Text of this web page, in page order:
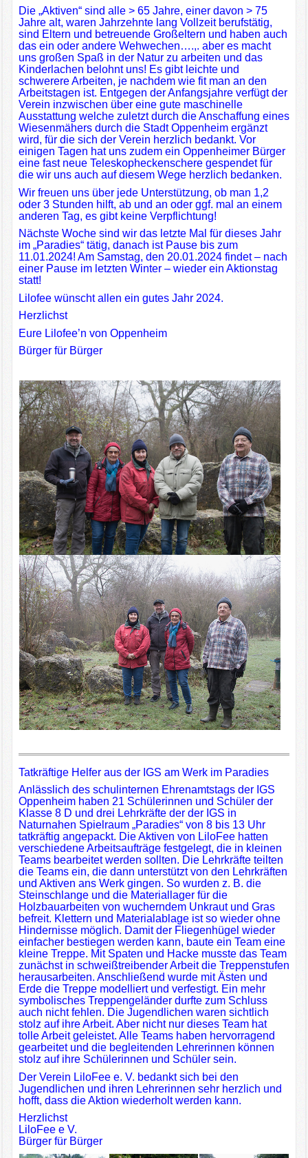
Die „Aktiven“ sind alle > 65 Jahre, einer davon > 75
Jahre alt, waren Jahrzehnte lang Vollzeit berufstätig,
sind Eltern und betreuende Großeltern und haben auch
das ein oder andere Wehwechen….,. aber es macht
uns großen Spaß in der Natur zu arbeiten und das
Kinderlachen belohnt uns! Es gibt leichte und
schwerere Arbeiten, je nachdem wie fit man an den
Arbeitstagen ist. Entgegen der Anfangsjahre verfügt der
Verein inzwischen über eine gute maschinelle
Ausstattung welche zuletzt durch die Anschaffung eines
Wiesenmähers durch die Stadt Oppenheim ergänzt
wird, für die sich der Verein herzlich bedankt. Vor
einigen Tagen hat uns zudem ein Oppenheimer Bürger
eine fast neue Teleskopheckenschere gespendet für
die wir uns auch auf diesem Wege herzlich bedanken.
Wir freuen uns über jede Unterstützung, ob man 1,2
oder 3 Stunden hilft, ab und an oder ggf. mal an einem
anderen Tag, es gibt keine Verpflichtung!
Nächste Woche sind wir das letzte Mal für dieses Jahr
im „Paradies“ tätig, danach ist Pause bis zum
11.01.2024! Am Samstag, den 20.01.2024 findet – nach
einer Pause im letzten Winter – wieder ein Aktionstag
statt!
Lilofee wünscht allen ein gutes Jahr 2024.
Herzlichst
Eure Lilofee’n von Oppenheim
Bürger für Bürger
Tatkräftige Helfer aus der IGS am Werk im Paradies
Anlässlich des schulinternen Ehrenamtstags der IGS
Oppenheim haben 21 Schülerinnen und Schüler der
Klasse 8 D und drei Lehrkräfte der der IGS in
Naturnahen Spielraum „Paradies“ von 8 bis 13 Uhr
tatkräftig angepackt. Die Aktiven von LiloFee hatten
verschiedene Arbeitsaufträge festgelegt, die in kleinen
Teams bearbeitet werden sollten. Die Lehrkräfte teilten
die Teams ein, die dann unterstützt von den Lehrkräften
und Aktiven ans Werk gingen. So wurden z. B. die
Steinschlange und die Materiallager für die
Holzbauarbeiten von wucherndem Unkraut und Gras
befreit. Klettern und Materialablage ist so wieder ohne
Hindernisse möglich. Damit der Fliegenhügel wieder
einfacher bestiegen werden kann, baute ein Team eine
kleine Treppe. Mit Spaten und Hacke musste das Team
zunächst in schweißtreibender Arbeit die Treppenstufen
herausarbeiten. Anschließend wurde mit Ästen und
Erde die Treppe modelliert und verfestigt. Ein mehr
symbolisches Treppengeländer durfte zum Schluss
auch nicht fehlen. Die Jugendlichen waren sichtlich
stolz auf ihre Arbeit. Aber nicht nur dieses Team hat
tolle Arbeit geleistet. Alle Teams haben hervorragend
gearbeitet und die begleitenden Lehrerinnen können
stolz auf ihre Schülerinnen und Schüler sein.
Der Verein LiloFee e. V. bedankt sich bei den
Jugendlichen und ihren Lehrerinnen sehr herzlich und
hofft, dass die Aktion wiederholt werden kann.
Herzlichst
LiloFee e V.
Bürger für Bürger